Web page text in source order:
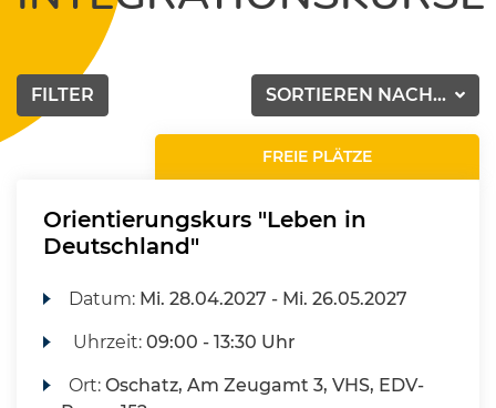
SORTIEREN NACH...
FILTER
FREIE PLÄTZE
Orientierungskurs "Leben in
Deutschland"
Datum: Mi. 28.04.2027 - Mi. 26.05.2027
Uhrzeit:09:00 - 13:30 Uhr
Ort:Oschatz, Am Zeugamt 3, VHS, EDV-